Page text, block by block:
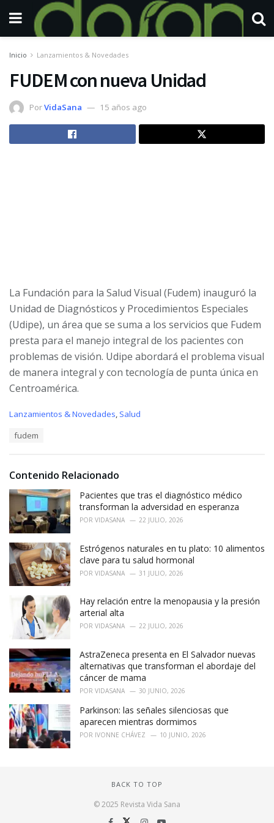
Inicio Lanzamientos & Novedades
FUDEM con nueva Unidad
PorVidaSana 15 años ago
La Fundación para la Salud Visual (Fudem) inauguró la
Unidad de Diag­nósticos y Procedimientos Especiales
(Udipe), un área que se suma a los servicios que Fudem
presta para el manejo integral de los pacientes con
problemas de visión. Udipe abordará el problema visual
de manera integral y con tecnología de punta única en
Centroamérica.
C
r
i
:
Lanzamientos & Novedades, Salud
:
fudem
Contenido Relacionado
Pacientes que tras el diagnóstico médico
transforman la adversidad en esperanza
POR VIDASANA 22 JULIO, 2026
Estrógenos naturales en tu plato: 10 alimentos
clave para tu salud hormonal
POR VIDASANA 31 JULIO, 2026
Hay relación entre la menopausia y la presión
arterial alta
POR VIDASANA 22 JULIO, 2026
AstraZeneca presenta en El Salvador nuevas
alternativas que transforman el abordaje del
cáncer de mama
POR VIDASANA 30 JUNIO, 2026
Parkinson: las señales silenciosas que
aparecen mientras dormimos
POR IVONNE CHÁVEZ 10 JUNIO, 2026
BACK TO TOP
© 2025 Revista Vida Sana